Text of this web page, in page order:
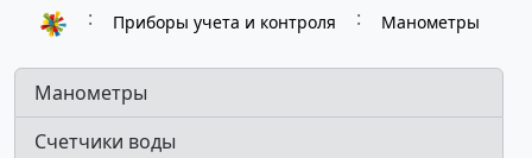
Приборы учета и контроля Манометры
Манометры
Счетчики воды